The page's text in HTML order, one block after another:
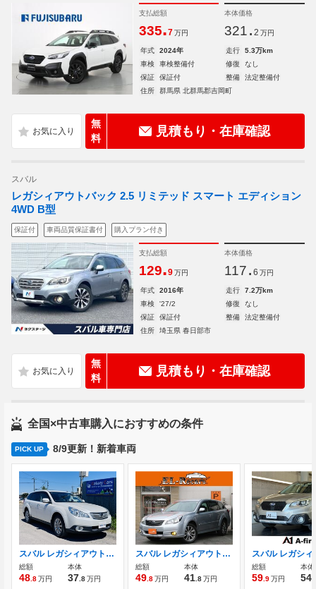
支払総額
335.7 万円
本体価格
321. 2 万円
年式 2024年 走行
5.3万km
車検
車検整備付 修復
なし
保証
保証付 整備
法定整備付
住所
群馬県 北群馬郡吉岡町
無
料
見積もり・在庫確認
スバル
レガシィアウトバック 2.5 リミテッド スマート エディション
4WD B型
保証付 車両品質保証書付 購入プラン付き
支払総額
129.9 万円
本体価格
117. 6 万円
年式 2016年 走行
7.2万km
車検
'27/2 修復
なし
保証
保証付 整備
法定整備付
住所
埼玉県 春日部市
無
料
見積もり・在庫確認
全国×中古車購入におすすめの条件
PICK UP 8/9更新！新着車両
スバル レガシィアウトバック 2.5 i Lパッケージ 4WD サンルーフ ナビTV バックカメラ BLUETOOTH
総額
48 .8万円
本体
37 .8万円
スバル レガシィアウトバック 2.5 i Sパッケージ リミテッド 4WD 半革電動シート・追従クルーズコントロール
総額
49 .8万円
本体
41 .8万円
総額
59 .9万円
本体
54